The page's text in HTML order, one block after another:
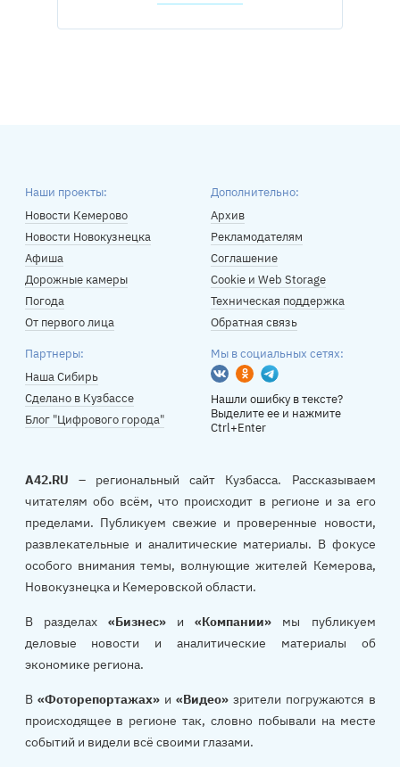
Наши проекты:
Новости Кемерово
Новости Новокузнецка
Афиша
Дорожные камеры
Погода
От первого лица
Дополнительно:
Архив
Рекламодателям
Соглашение
Cookie и Web Storage
Техническая поддержка
Обратная связь
Партнеры:
Наша Сибирь
Сделано в Кузбассе
Блог "Цифрового города"
Мы в социальных сетях:
Вконтакте
Одноклассники
Telegram
Нашли ошибку в тексте?
Выделите ее и нажмите
Ctrl+Enter
A42.RU – региональный сайт Кузбасса. Рассказываем
читателям обо всём, что происходит в регионе и за его
пределами. Публикуем свежие и проверенные новости,
развлекательные и аналитические материалы. В фокусе
особого внимания темы, волнующие жителей Кемерова,
Новокузнецка и Кемеровской области.
В разделах «Бизнес»и«Компании» мы публикуем
деловые новости и аналитические материалы об
экономике региона.
В «Фоторепортажах»и«Видео» зрители погружаются в
происходящее в регионе так, словно побывали на месте
событий и видели всё своими глазами.